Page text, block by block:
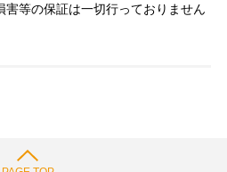
害等の保証は一切行っておりません